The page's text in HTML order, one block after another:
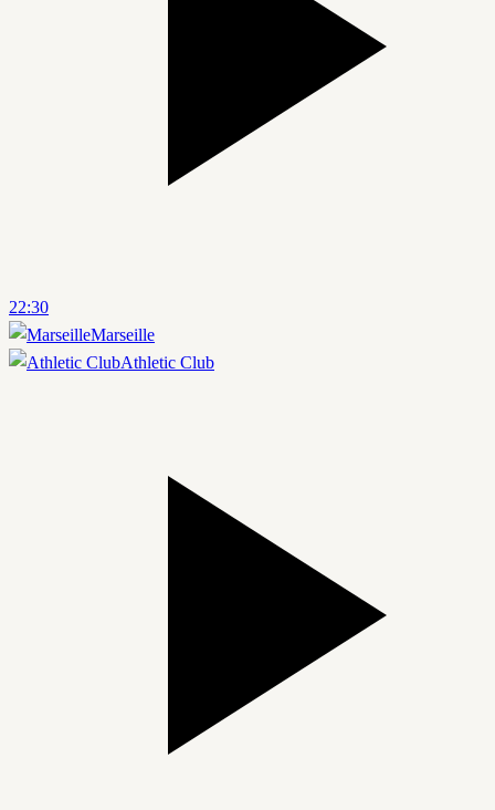
22:30
Marseille
Athletic Club